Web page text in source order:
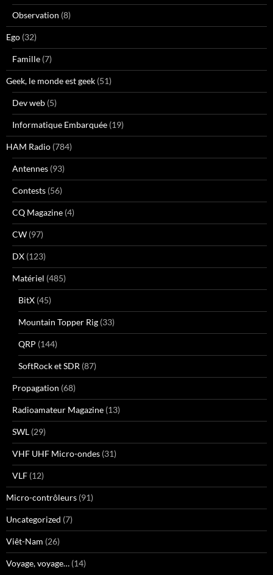
Observation (8)
Ego (32)
Famille (7)
Geek, le monde est geek (51)
Dev web (5)
Informatique Embarquée (19)
HAM Radio (784)
Antennes (93)
Contests (56)
CQ Magazine (4)
CW (97)
DX (123)
Matériel (485)
BitX (45)
Mountain Topper Rig (33)
QRP (144)
SoftRock et SDR (87)
Propagation (68)
Radioamateur Magazine (13)
SWL (29)
VHF UHF Micro-ondes (31)
VLF (12)
Micro-contrôleurs (91)
Uncategorized (7)
Viêt-Nam (26)
Voyage, voyage… (14)